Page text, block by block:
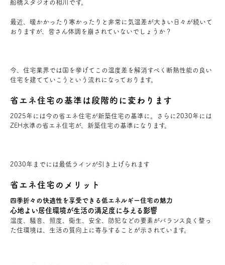
SDGs
プライバシーポリシー
お問い合わせ
会員登録
資料請求
船橋スタジオの相川です。
最近、暖かかったり寒かったりと非常に気温差が大きい日々が続いて
おりますが、皆さん体調を崩されていないでしょうか？
今、住宅業界では国を挙げてこの温度差を解消すべく断熱性能の良い
住宅を建てていこうという流れになっております。
省エネ住宅の基準は段階的に変わります
2025年には今の省エネ住宅が新築住宅の基準に。さらに2030年には
ZEH水準の省エネ住宅が、新築住宅の基準になります。
2030年までには最低ラインが引き上げられます
省エネ住宅のメリット
四季折々の快適性を享受できる低エネルギー住宅の魅力
心地よい居住環境が生活の満足度に与える影響
温度、騒音、照度、衛生、安全、防犯などの要素がバランス良く整っ
た住環境は、生活の質向上に寄与することが示されています。